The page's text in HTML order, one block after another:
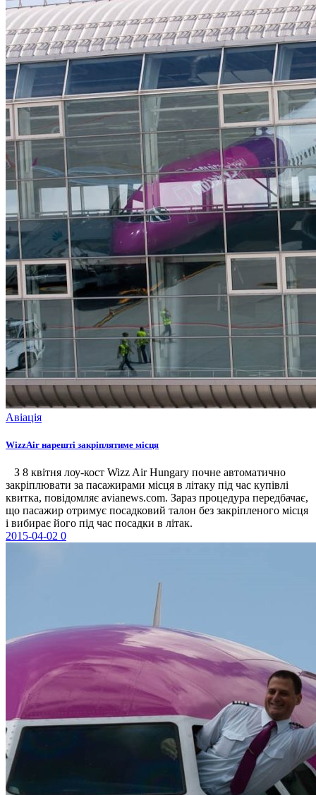
Авіація
WizzAir нарешті закріплятиме місця
З 8 квітня лоу-кост Wizz Air Hungary почне автоматично
закріплювати за пасажирами місця в літаку під час купівлі
квитка, повідомляє avianews.com. Зараз процедура передбачає,
що пасажир отримує посадковий талон без закріпленого місця
і вибирає його під час посадки в літак.
2015-04-02 0